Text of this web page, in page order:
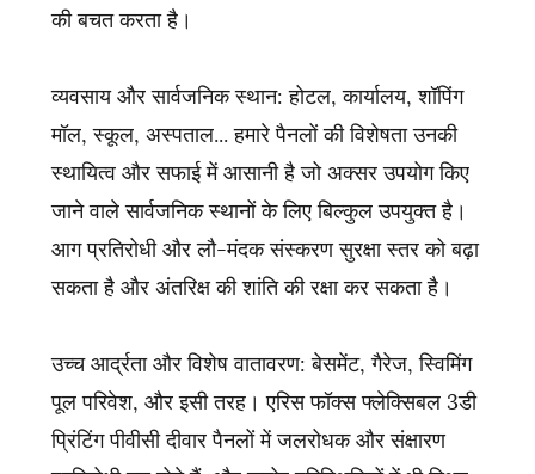
की बचत करता है।
व्यवसाय और सार्वजनिक स्थान: होटल, कार्यालय, शॉपिंग
मॉल, स्कूल, अस्पताल... हमारे पैनलों की विशेषता उनकी
स्थायित्व और सफाई में आसानी है जो अक्सर उपयोग किए
जाने वाले सार्वजनिक स्थानों के लिए बिल्कुल उपयुक्त है।
आग प्रतिरोधी और लौ-मंदक संस्करण सुरक्षा स्तर को बढ़ा
सकता है और अंतरिक्ष की शांति की रक्षा कर सकता है।
उच्च आर्द्रता और विशेष वातावरण: बेसमेंट, गैरेज, स्विमिंग
पूल परिवेश, और इसी तरह। एरिस फॉक्स फ्लेक्सिबल 3डी
प्रिंटिंग पीवीसी दीवार पैनलों में जलरोधक और संक्षारण